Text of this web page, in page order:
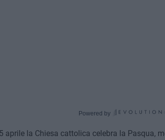
Powered by
aprile la Chiesa cattolica celebra la Pasqua,